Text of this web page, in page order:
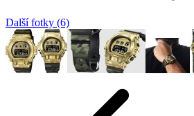
Další fotky (6)